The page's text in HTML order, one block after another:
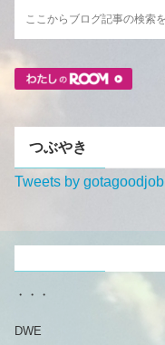
つぶやき
Tweets by gotagoodjob
・・・
DWE